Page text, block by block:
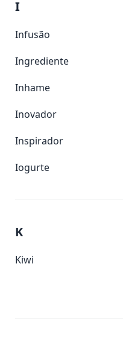
I
Infusão
Ingrediente
Inhame
Inovador
Inspirador
Iogurte
K
Kiwi